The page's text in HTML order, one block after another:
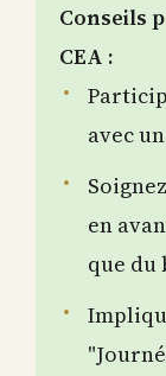
Conseils
CEA :
avec
en
que